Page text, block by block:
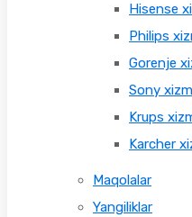
Hisense
Philips
Gorenje
Sony
Krups
Karcher
Maqolalar
Yangiliklar